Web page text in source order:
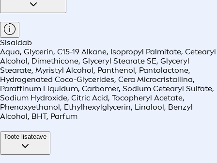
Sisaldab
Aqua, Glycerin, C15-19 Alkane, Isopropyl Palmitate, Cetearyl
Alcohol, Dimethicone, Glyceryl Stearate SE, Glyceryl
Stearate, Myristyl Alcohol, Panthenol, Pantolactone,
Hydrogenated Coco-Glycerides, Cera Microcristallina,
Paraffinum Liquidum, Carbomer, Sodium Cetearyl Sulfate,
Sodium Hydroxide, Citric Acid, Tocopheryl Acetate,
Phenoxyethanol, Ethylhexylglycerin, Linalool, Benzyl
Alcohol, BHT, Parfum
Toote lisateave